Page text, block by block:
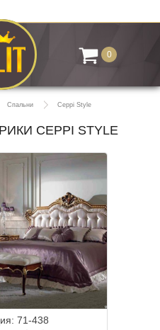
0
Спальни Ceppi Style
CEPPI STYLE
71-438